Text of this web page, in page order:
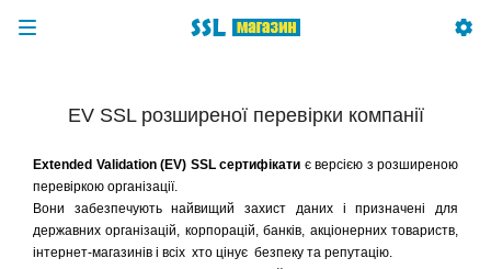
EV SSL розширеної перевірки компанії
Extended Validation (EV) SSL сертифікати є версією з розширеною
перевіркою організації.
Вони забезпечують найвищий захист даних і призначені для
державних організацій, корпорацій, банків, акціонерних товариств,
інтернет-магазинів і всіх хто цінує безпеку та репутацію.